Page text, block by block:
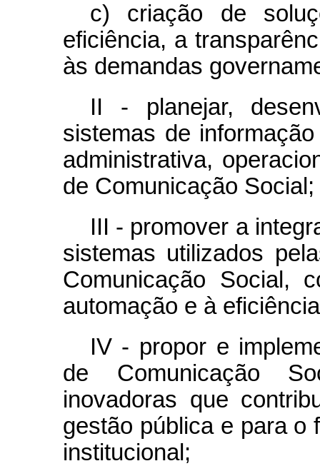
c) criação de
eficiência, a
às demandas
II - planejar,
sistemas de
administrativa,
de Comunicação Social;
III - promover a
sistemas utilizados
Comunicação Social,
automação e à
IV - propor e
de Comunicação
inovadoras que
gestão pública e para o
institucional;